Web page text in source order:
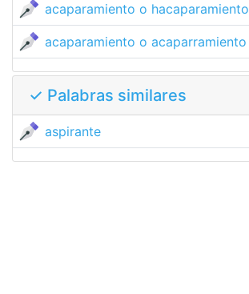
acaparamiento o hacaparamiento
acaparamiento o acaparramiento
✓ Palabras similares
aspirante